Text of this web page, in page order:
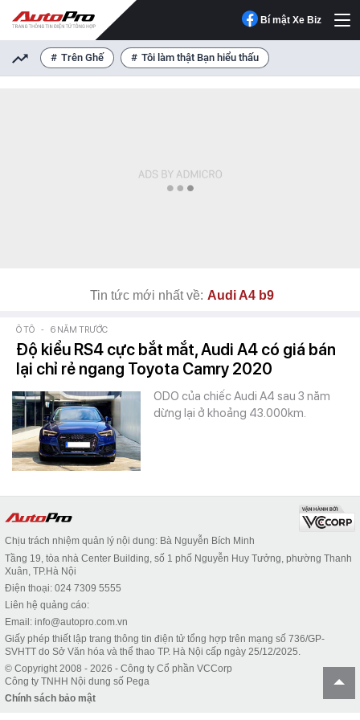
Bí mật Xe Biz
Trên Ghế Tôi làm thật Bạn hiểu thấu
Tin tức mới nhất về: Audi A4 b9
Ô TÔ - 6 NĂM TRƯỚC
Độ kiểu RS4 cực bắt mắt, Audi A4 có giá bán
lại chỉ rẻ ngang Toyota Camry 2020
ODO của chiếc Audi A4 sau 3 năm
dừng lại ở khoảng 43.000km.
Chịu trách nhiệm quản lý nội dung: Bà Nguyễn Bích Minh
Tầng 19, tòa nhà Center Building, số 1 phố Nguyễn Huy Tưởng, phường Thanh
Xuân, TP.Hà Nội
Điện thoại: 024 7309 5555
Liên hệ quảng cáo:
Email: info@autopro.com.vn
Giấy phép thiết lập trang thông tin điện tử tổng hợp trên mạng số 736/GP-
SVHTT do Sở Văn hóa và thể thao TP. Hà Nội cấp ngày 25/12/2025.
© Copyright 2008 - 2026 - Công ty Cổ phần VCCorp
Công ty TNHH Nội dung số Pega
Chính sách bảo mật